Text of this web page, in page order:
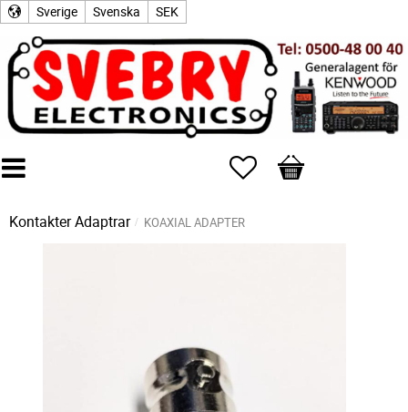
Sverige Svenska SEK
Favoriter
Kundvagn
KontakterAdaptrar KOAXIAL ADAPTER